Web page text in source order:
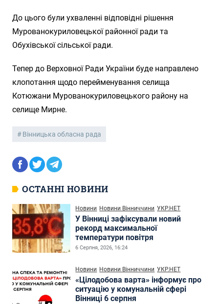
До цього були ухваленні відповідні рішення
Мурованокуриловецької районної ради та
Обухівської сільської ради.
Тепер до Верховної Ради України буде направлено
клопотання щодо перейменування селища
Котюжани Мурованокуриловецького району на
селище Мирне.
Вінницька обласна рада
ОСТАННІ НОВИНИ
Новини Новини Вінниччини УКР.НЕТ
У Вінниці зафіксували новий
рекорд максимальної
температури повітря
6 Серпня, 2026, 16:24
Новини Новини Вінниччини УКР.НЕТ
«Цілодобова варта» інформує про
ситуацію у комунальній сфері
Вінниці 6 серпня